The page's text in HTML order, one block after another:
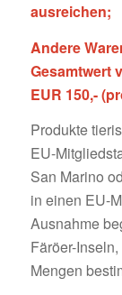
ausreichen;
Andere
Gesamtwert
EUR 150,-
Produkte
EU-
San Marino
in einen EU-
Ausnahme
Färöer-
Mengen